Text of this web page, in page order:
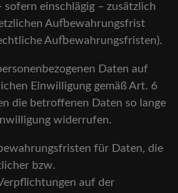
einschlägig – zusätzlich
Aufbewahrungsfrist
Aufbewahrungsfristen).
Daten auf
Einwilligung gemäß Art. 6
die betroffenen Daten so lange
widerrufen.
für Daten, die
bzw.
auf der